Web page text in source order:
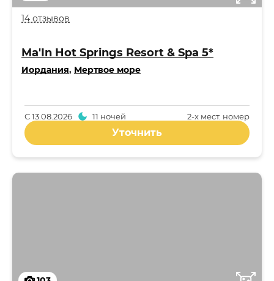
14 отзывов
Ma'In Hot Springs Resort & Spa 5*
Иордания, Мертвое море
2-x мест. номер
С13.08.2026 11 ночей
Уточнить